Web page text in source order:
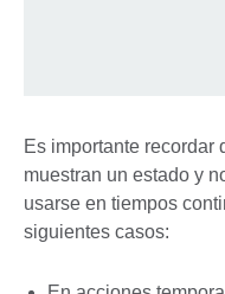
Es importante recordar
muestran un estado y
usarse en tiempos
siguientes casos: